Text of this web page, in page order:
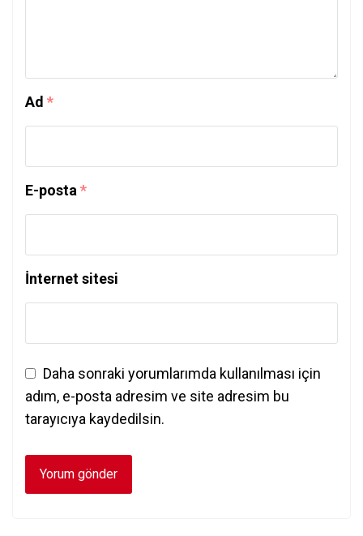
Ad *
E-posta*
İnternet sitesi
Daha sonraki yorumlarımda kullanılması için
adım, e-posta adresim ve site adresim bu
tarayıcıya kaydedilsin.